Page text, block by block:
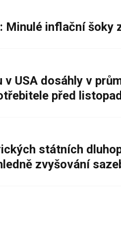
Minulé inflační šoky
v USA dosáhly v
před
státních
zvyšování